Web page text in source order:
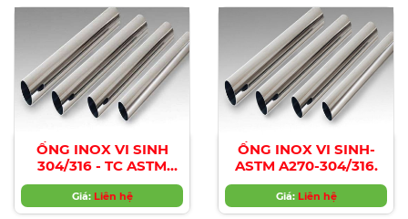
ỐNG INOX VI SINH
304/316 - TC ASTM
A270 hàng nhập
khẩu,chính hãng,giá
tốt nhất.
Giá: Liên hệ
ỐNG INOX VI SINH-
ASTM A270-304/316.
Giá: Liên hệ